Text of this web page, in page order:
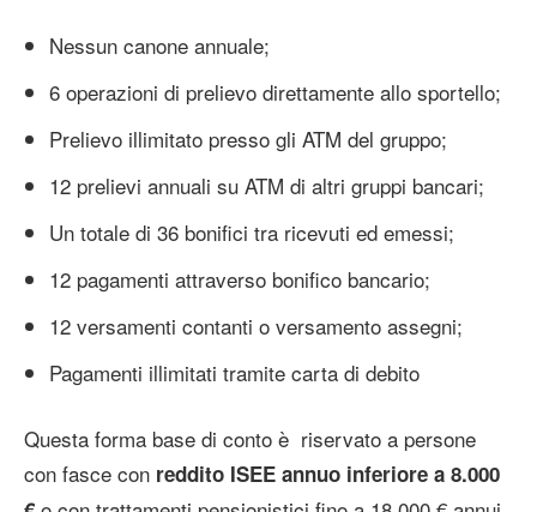
Nessun canone annuale;
6 operazioni di prelievo direttamente allo sportello;
Prelievo illimitato presso gli ATM del gruppo;
12 prelievi annuali su ATM di altri gruppi bancari;
Un totale di 36 bonifici tra ricevuti ed emessi;
12 pagamenti attraverso bonifico bancario;
12 versamenti contanti o versamento assegni;
Pagamenti illimitati tramite carta di debito
Questa forma base di conto è riservato a persone
con fasce con reddito ISEE annuo inferiore a 8.000